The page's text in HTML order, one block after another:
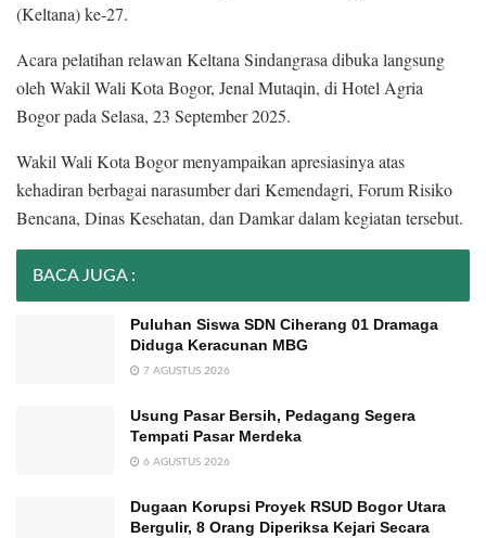
(Keltana) ke-27.
Acara pelatihan relawan Keltana Sindangrasa dibuka langsung
oleh Wakil Wali Kota Bogor, Jenal Mutaqin, di Hotel Agria
Bogor pada Selasa, 23 September 2025.
Wakil Wali Kota Bogor menyampaikan apresiasinya atas
kehadiran berbagai narasumber dari Kemendagri, Forum Risiko
Bencana, Dinas Kesehatan, dan Damkar dalam kegiatan tersebut.
BACA JUGA :
Puluhan Siswa SDN Ciherang 01 Dramaga
Diduga Keracunan MBG
7 AGUSTUS 2026
Usung Pasar Bersih, Pedagang Segera
Tempati Pasar Merdeka
6 AGUSTUS 2026
Dugaan Korupsi Proyek RSUD Bogor Utara
Bergulir, 8 Orang Diperiksa Kejari Secara